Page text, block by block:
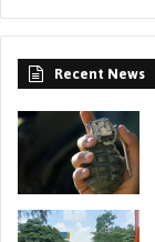
Recent News